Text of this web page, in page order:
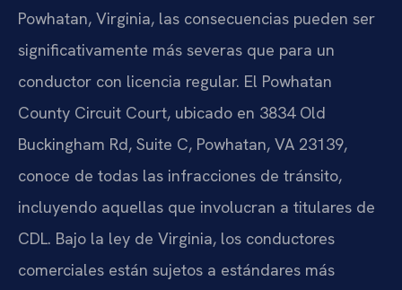
Powhatan, Virginia, las consecuencias pueden ser
significativamente más severas que para un
conductor con licencia regular. El Powhatan
County Circuit Court, ubicado en 3834 Old
Buckingham Rd, Suite C, Powhatan, VA 23139,
conoce de todas las infracciones de tránsito,
incluyendo aquellas que involucran a titulares de
CDL. Bajo la ley de Virginia, los conductores
comerciales están sujetos a estándares más